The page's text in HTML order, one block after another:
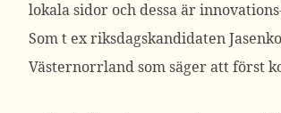
lokala sidor och dessa är
Som t ex riksdagskandidaten
Västernorrland som säger att först